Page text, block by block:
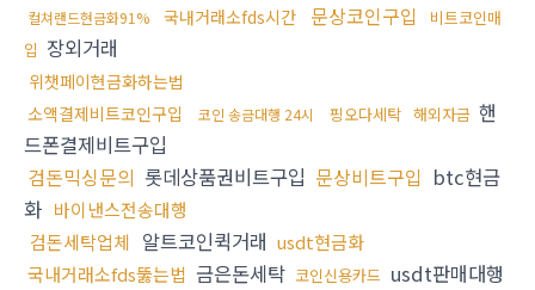
컬쳐랜드현금화91% 국내거래소fds시간 문상코인구입
비트코인매
입 장외거래
위챗페이현금화하는법
소액결제비트코인구입
코인 송금대행 24시 핑오다세탁 해외자금 핸
드폰결제비트구입
검돈믹싱문의 롯데상품권비트구입 문상비트구입 btc현금
화 바이낸스전송대행
검돈세탁업체 알트코인퀵거래 usdt현금화
국내거래소fds뚫는법 금은돈세탁 코인신용카드 usdt판매대행